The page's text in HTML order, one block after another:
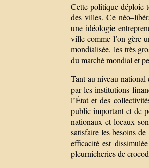
Cette politique déploie
des villes. Ce
une idéologie
ville comme l’on gère
mondialisée, les très
du marché mondial et
Tant au niveau national
par les institutions
l’État et des
public important et de
nationaux et locaux
satisfaire les besoins
efficacité est
pleurnicheries de